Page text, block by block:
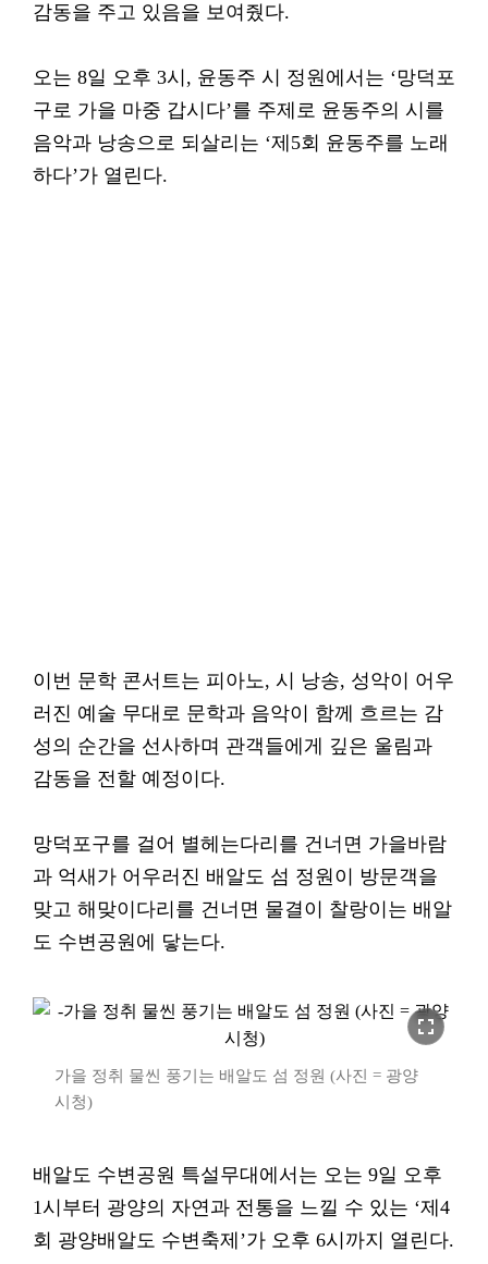
감동을 주고 있음을 보여줬다.
오는 8일 오후 3시, 윤동주 시 정원에서는 ‘망덕포
구로 가을 마중 갑시다’를 주제로 윤동주의 시를
음악과 낭송으로 되살리는 ‘제5회 윤동주를 노래
하다’가 열린다.
이번 문학 콘서트는 피아노, 시 낭송, 성악이 어우
러진 예술 무대로 문학과 음악이 함께 흐르는 감
성의 순간을 선사하며 관객들에게 깊은 울림과
감동을 전할 예정이다.
망덕포구를 걸어 별헤는다리를 건너면 가을바람
과 억새가 어우러진 배알도 섬 정원이 방문객을
맞고 해맞이다리를 건너면 물결이 찰랑이는 배알
도 수변공원에 닿는다.
fullscreen
가을 정취 물씬 풍기는 배알도 섬 정원 (사진 = 광양
시청)
배알도 수변공원 특설무대에서는 오는 9일 오후
1시부터 광양의 자연과 전통을 느낄 수 있는 ‘제4
회 광양배알도 수변축제’가 오후 6시까지 열린다.